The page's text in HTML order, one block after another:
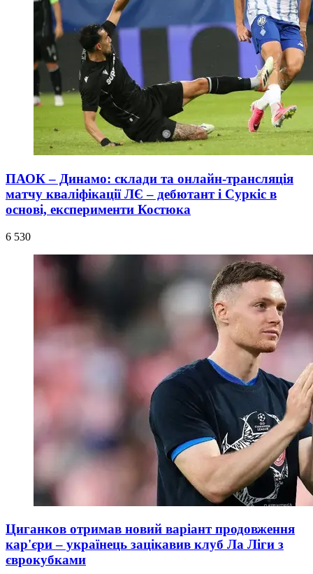
ПАОК – Динамо: склади та онлайн-трансляція
матчу кваліфікації ЛЄ – дебютант і Суркіс в
основі, експерименти Костюка
6 530
Циганков отримав новий варіант продовження
кар'єри – українець зацікавив клуб Ла Ліги з
єврокубками